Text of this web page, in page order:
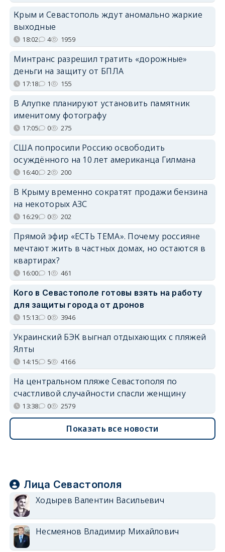
Крым и Севастополь ждут аномально жаркие
выходные
18:02 4 1959
Минтранс разрешил тратить «дорожные»
деньги на защиту от БПЛА
17:18 1 155
В Алупке планируют установить памятник
именитому фотографу
17:05 0 275
США попросили Россию освободить
осуждённого на 10 лет американца Гилмана
16:40 2 200
В Крыму временно сократят продажи бензина
на некоторых АЗС
16:29 0 202
Прямой эфир «ЕСТЬ ТЕМА». Почему россияне
мечтают жить в частных домах, но остаются в
квартирах?
16:00 1 461
Кого в Севастополе готовы взять на работу
для защиты города от дронов
15:13 0 3946
Украинский БЭК выгнал отдыхающих с пляжей
Ялты
14:15 5 4166
На центральном пляже Севастополя по
счастливой случайности спасли женщину
13:38 0 2579
Показать все новости
Лица Севастополя
Ходырев Валентин Васильевич
Несмеянов Владимир Михайлович